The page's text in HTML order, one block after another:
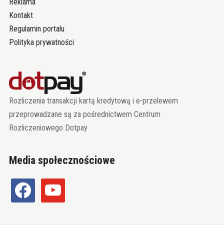
Reklama
Kontakt
Regulamin portalu
Polityka prywatności
Rozliczenia transakcji kartą kredytową i e-przelewem
przeprowadzane są za pośrednictwem Centrum
Rozliczeniowego Dotpay
Media społecznościowe
facebook youtube